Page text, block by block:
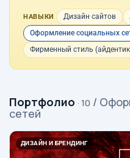
НАВЫКИ Дизайн сайтов
Оформление социальных
Фирменный стиль
Портфолио · 10 /
сетей
ДИЗАЙН И БРЕНДИНГ